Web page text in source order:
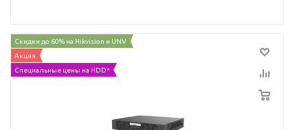
Скидки до 60% на Hikvision и UNV
Акция
Специальные цены на HDD*